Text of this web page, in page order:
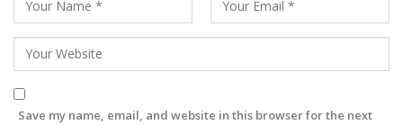
Save my name, email, and website in this browser for the next